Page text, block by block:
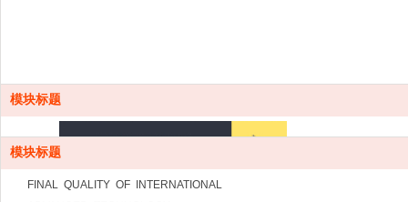
模块标题
模块标题
FINAL QUALITY OF INTERNATIONAL